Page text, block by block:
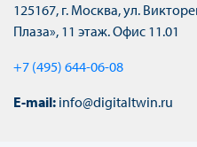
125167, г. Москва, ул.
Плаза», 11 этаж. Офис 11.01
+7 (495) 644-06-08
E-mail: info@digitaltwin.ru